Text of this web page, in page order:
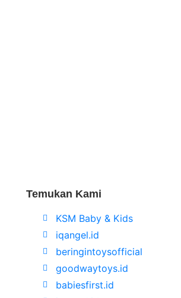
Temukan Kami
KSM Baby & Kids
iqangel.id
beringintoysofficial
goodwaytoys.id
babiesfirst.id